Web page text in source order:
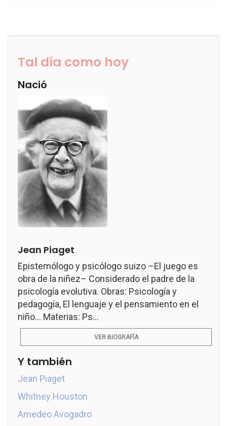
Tal día como hoy
Nació
Jean Piaget
Epistemólogo y psicólogo suizo –El juego es
obra de la niñez– Considerado el padre de la
psicología evolutiva. Obras: Psicología y
pedagogía, El lenguaje y el pensamiento en el
niño... Materias: Ps...
VER BIOGRAFÍA
Y también
Jean Piaget
Whitney Houston
Amedeo Avogadro